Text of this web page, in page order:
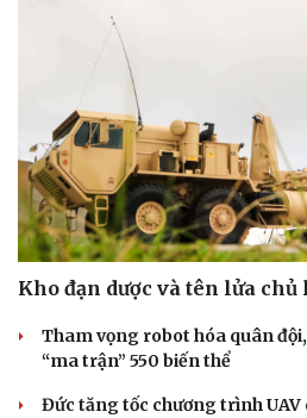
Kho đạn dược và tên lửa chủ
Tham vọng robot hóa quân
“ma trận” 550 biến thể
Đức tăng tốc chương trình